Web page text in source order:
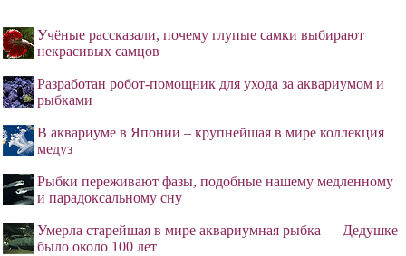
Учёные рассказали, почему глупые самки выбирают
некрасивых самцов
Разработан робот-помощник для ухода за аквариумом и
рыбками
В аквариуме в Японии – крупнейшая в мире коллекция
медуз
Рыбки переживают фазы, подобные нашему медленному
и парадоксальному сну
Умерла старейшая в мире аквариумная рыбка — Дедушке
было около 100 лет